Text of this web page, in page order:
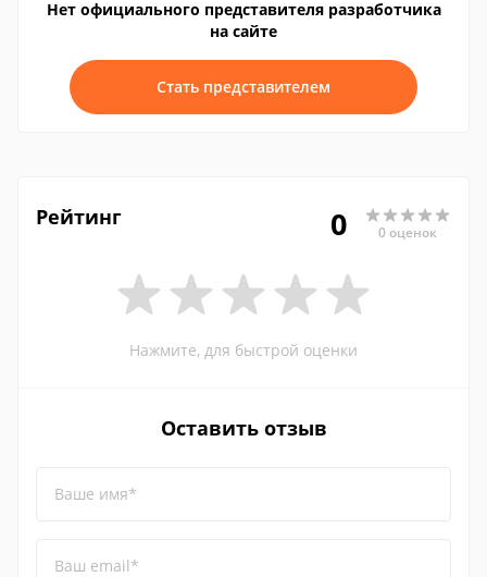
Нет официального представителя разработчика
на сайте
Стать представителем
Рейтинг 0 0 оценок
Нажмите, для быстрой оценки
Оставить отзыв
Ваше имя*
Ваш email*